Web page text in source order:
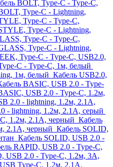
BOLT, Type-C - Type-C,
Type-C - Lightning,
Type-C - Type-C,
Type-C - Lightning,
Type-C - Type-C,
Type-C - Lightning,
Type-C - Type-C, USB2.0,
C - Type-C, 1м, белый
1м, белый Кабель USB2.0,
BASIC, USB 2.0 - Type-
USB 2.0 - Type-C, 1.2м,
2.0 - lightning, 1.2м, 2.1A,
- lightning, 1.2м, 2.1A, серый
1.2м, 2.1A, черный Кабель
2.1A, черный Кабель SOLID,
Кабель SOLID, USB 2.0 -
RAPID, USB 2.0 - Type-C,
USB 2.0 - Type-C, 1.2м, 3A,
Type-C, 1.2м, 2.1A,